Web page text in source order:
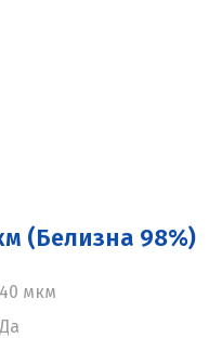
(Белизна 98%)
40 мкм
Да